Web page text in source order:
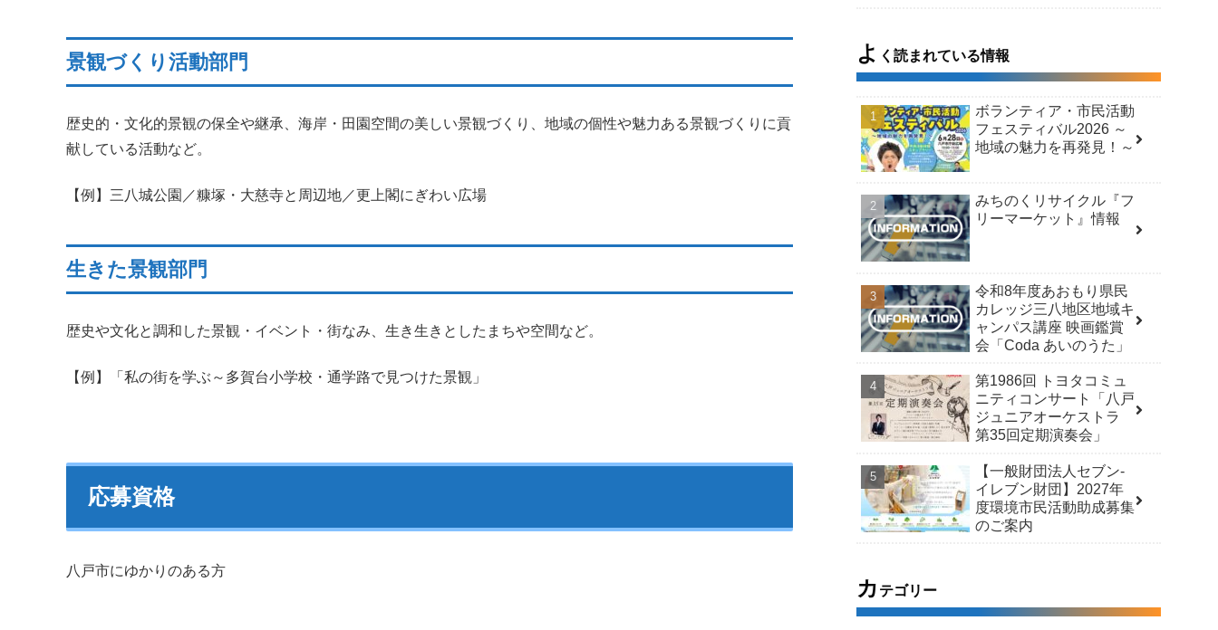
景観づくり活動部門
歴史的・文化的景観の保全や継承、海岸・田園空間の美しい景観づくり、地域の個性や魅力ある景観づくりに貢
献している活動など。
【例】三八城公園／糠塚・大慈寺と周辺地／更上閣にぎわい広場
生きた景観部門
歴史や文化と調和した景観・イベント・街なみ、生き生きとしたまちや空間など。
【例】「私の街を学ぶ～多賀台小学校・通学路で見つけた景観」
応募資格
八戸市にゆかりのある方
よ く読まれている情報
ボランティア・市民活動
フェスティバル2026 ～
地域の魅力を再発見！～
みちのくリサイクル『フ
リーマーケット』情報
令和8年度あおもり県民
カレッジ三八地区地域キ
ャンパス講座 映画鑑賞
会「Coda あいのうた」
第1986回 トヨタコミュ
ニティコンサート「八戸
ジュニアオーケストラ
第35回定期演奏会」
【一般財団法人セブン-
イレブン財団】2027年
度環境市民活動助成募集
のご案内
カ テゴリー